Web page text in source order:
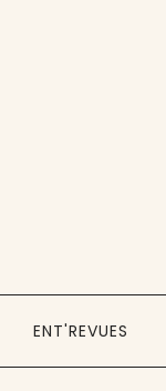
ENT'REVUES